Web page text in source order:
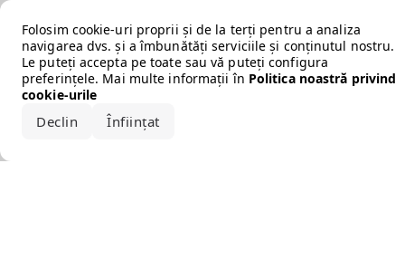
Folosim cookie-uri proprii și de la terți pentru a analiza
navigarea dvs. și a îmbunătăți serviciile și conținutul nostru.
Le puteți accepta pe toate sau vă puteți configura
preferințele. Mai multe informații în Politica noastră privind
cookie-urile
Declin Înființat
Error loading the brand